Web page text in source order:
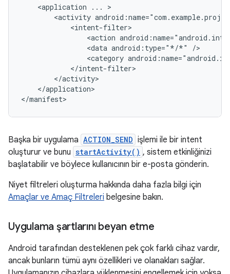
<application
...
<activity
<action
<data android:type="*/*"
<category
</application>
</manifest>
Başka bir uygulama ACTION_SEND işlemi ile bir intent
oluşturur ve bunu startActivity() , sistem etkinliğinizi
başlatabilir ve böylece kullanıcının bir e-posta gönderin.
Niyet filtreleri oluşturma hakkında daha fazla bilgi için
Amaçlar ve Amaç Filtreleri belgesine bakın.
Uygulama şartlarını beyan etme
Android tarafından desteklenen pek çok farklı cihaz vardır,
ancak bunların tümü aynı özellikleri ve olanakları sağlar.